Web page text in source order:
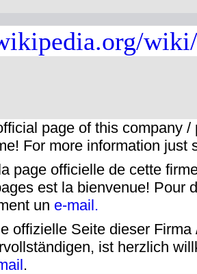
page of this company
For more information just
page officielle de cette
est la bienvenue! Pour
un e-mail.
offizielle Seite dieser
ist herzlich
.